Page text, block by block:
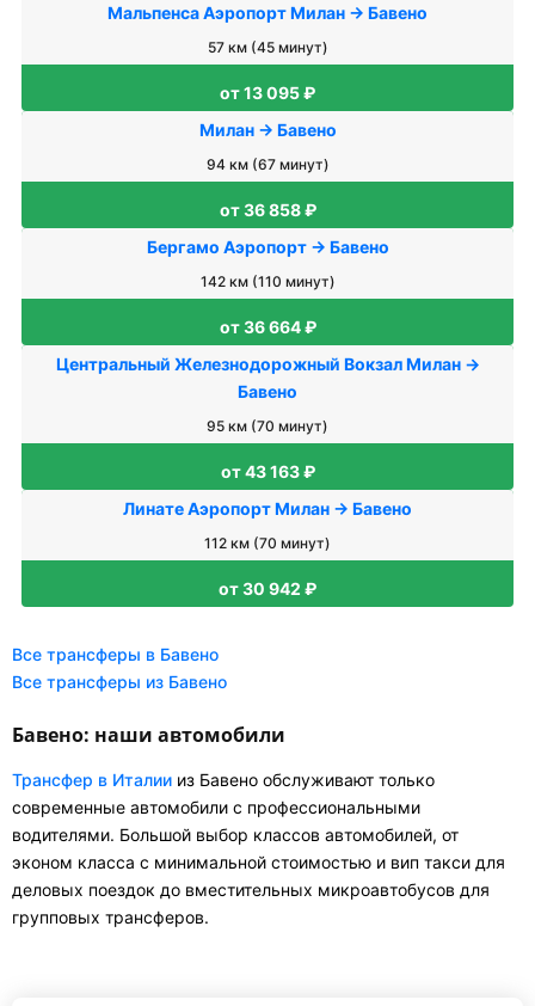
Мальпенса Аэропорт Милан → Бавено
57 км (45 минут)
от 13 095 ₽
Милан → Бавено
94 км (67 минут)
от 36 858 ₽
Бергамо Аэропорт → Бавено
142 км (110 минут)
от 36 664 ₽
Центральный Железнодорожный Вокзал Милан →
Бавено
95 км (70 минут)
от 43 163 ₽
Линате Аэропорт Милан → Бавено
112 км (70 минут)
от 30 942 ₽
Все трансферы в Бавено
Все трансферы из Бавено
Бавено: наши автомобили
Трансфер в Италии из Бавено обслуживают только
современные автомобили с профессиональными
водителями. Большой выбор классов автомобилей, от
эконом класса с минимальной стоимостью и вип такси для
деловых поездок до вместительных микроавтобусов для
групповых трансферов.